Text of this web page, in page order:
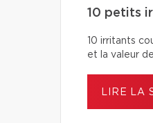
10 petits
10 irritants
et la valeur
LIRE LA